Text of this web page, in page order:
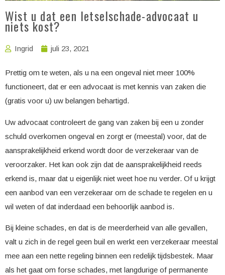
Wist u dat een letselschade-advocaat u
niets kost?
Ingrid juli 23, 2021
Prettig om te weten, als u na een ongeval niet meer 100%
functioneert, dat er een advocaat is met kennis van zaken die
(gratis voor u) uw belangen behartigd.
Uw advocaat controleert de gang van zaken bij een u zonder
schuld overkomen ongeval en zorgt er (meestal) voor, dat de
aansprakelijkheid erkend wordt door de verzekeraar van de
veroorzaker. Het kan ook zijn dat de aansprakelijkheid reeds
erkend is, maar dat u eigenlijk niet weet hoe nu verder. Of u krijgt
een aanbod van een verzekeraar om de schade te regelen en u
wil weten of dat inderdaad een behoorlijk aanbod is.
Bij kleine schades, en dat is de meerderheid van alle gevallen,
valt u zich in de regel geen buil en werkt een verzekeraar meestal
mee aan een nette regeling binnen een redelijk tijdsbestek. Maar
als het gaat om forse schades, met langdurige of permanente